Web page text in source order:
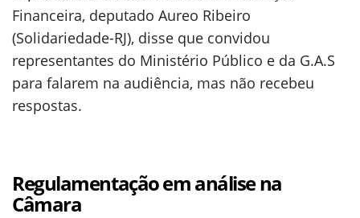
Financeira, deputado Aureo Ribeiro
(Solidariedade-RJ), disse que convidou
representantes do Ministério Público e da G.A.S
para falarem na audiência, mas não recebeu
respostas.
Regulamentação em análise na
Câmara